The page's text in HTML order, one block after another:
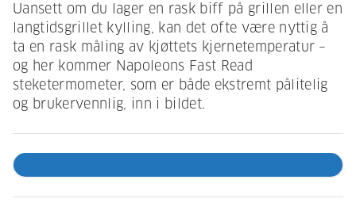
Uansett om du lager en rask biff på grillen eller en
langtidsgrillet kylling, kan det ofte være nyttig å
ta en rask måling av kjøttets kjernetemperatur –
og her kommer Napoleons Fast Read
steketermometer, som er både ekstremt pålitelig
og brukervennlig, inn i bildet.